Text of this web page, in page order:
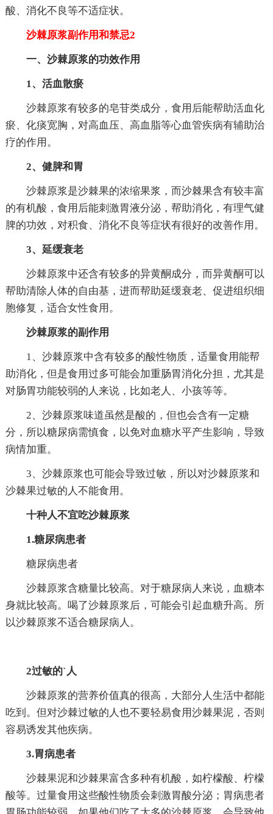
酸、消化不良等不适症状。
沙棘原浆副作用和禁忌2
一、沙棘原浆的功效作用
1、活血散瘀
沙棘原浆有较多的皂苷类成分，食用后能帮助活血化
瘀、化痰宽胸，对高血压、高血脂等心血管疾病有辅助治
疗的作用。
2、健脾和胃
沙棘原浆是沙棘果的浓缩果浆，而沙棘果含有较丰富
的有机酸，食用后能刺激胃液分泌，帮助消化，有理气健
脾的功效，对积食、消化不良等症状有很好的改善作用。
3、延缓衰老
沙棘原浆中还含有较多的异黄酮成分，而异黄酮可以
帮助清除人体的自由基，进而帮助延缓衰老、促进组织细
胞修复，适合女性食用。
沙棘原浆的副作用
1、沙棘原浆中含有较多的酸性物质，适量食用能帮
助消化，但是食用过多可能会加重肠胃消化分担，尤其是
对肠胃功能较弱的人来说，比如老人、小孩等等。
2、沙棘原浆味道虽然是酸的，但也会含有一定糖
分，所以糖尿病需慎食，以免对血糖水平产生影响，导致
病情加重。
3、沙棘原浆也可能会导致过敏，所以对沙棘原浆和
沙棘果过敏的人不能食用。
十种人不宜吃沙棘原浆
1.糖尿病患者
糖尿病患者
沙棘原浆含糖量比较高。对于糖尿病人来说，血糖本
身就比较高。喝了沙棘原浆后，可能会引起血糖升高。所
以沙棘原浆不适合糖尿病人。
2过敏的`人
沙棘原浆的营养价值真的很高，大部分人生活中都能
吃到。但对沙棘过敏的人也不要轻易食用沙棘果泥，否则
容易诱发其他疾病。
3.胃病患者
沙棘果泥和沙棘果富含多种有机酸，如柠檬酸、柠檬
酸等。过量食用这些酸性物质会刺激胃酸分泌；胃病患者